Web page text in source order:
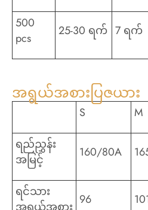
500
pcs
25-30 ရက် 7 ရက်
အရွယ်အစားပြဇယား
S M
ရည်ညွှန်း
အမြင့်
160/80A
ရင်သား
96